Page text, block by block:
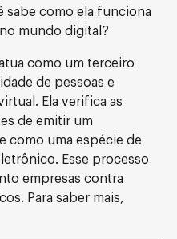
sabe como ela funciona
mundo digital?
como um terceiro
de pessoas e
Ela verifica as
de emitir um
como uma espécie de
Esse processo
empresas contra
Para saber mais,